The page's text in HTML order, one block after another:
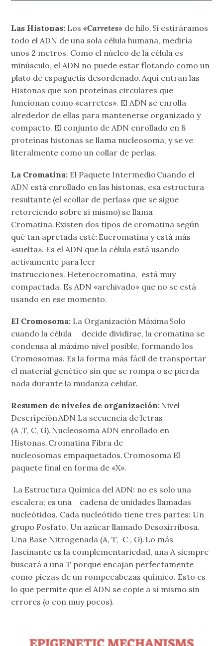
Las Histonas: Los«Carretes» de hilo. Si estiráramos
todo el ADN de una sola célula humana, mediría
unos 2 metros. Como el núcleo de la célula es
minúsculo, el ADN no puede estar flotando como un
plato de espaguetis desordenado. Aquí entran las
Histonas que son proteínas circulares que
funcionan como «carretes». El ADN se enrolla
alrededor de ellas para mantenerse organizado y
compacto. El conjunto de ADN enrollado en 8
proteínas histonas se llama nucleosoma, y se ve
literalmente como un collar de perlas.
La Cromatina: El Paquete Intermedio Cuando el
ADN está enrollado en las histonas, esa estructura
resultante (el «collar de perlas» que se sigue
retorciendo sobre sí mismo) se llama
Cromatina. Existen dos tipos de cromatina según
qué tan apretada esté: Eucromatina y está más
«suelta». Es el ADN que la célula está usando
activamente para leer
instrucciones. Heterocromatina, está muy
compactada. Es ADN «archivado» que no se está
usando en ese momento.
El Cromosoma: La Organización Máxima Solo
cuando la célula decide dividirse, la cromatina se
condensa al máximo nivel posible, formando los
Cromosomas. Es la forma más fácil de transportar
el material genético sin que se rompa o se pierda
nada durante la mudanza celular.
Resumen de niveles de organización: Nivel
Descripción ADN La secuencia de letras
(A ,T, C, G). Nucleosoma ADN enrollado en
Histonas. Cromatina Fibra de
nucleosomas empaquetados. Cromosoma El
paquete final en forma de «X».
La Estructura Química del ADN: no es solo una
escalera; es una cadena de unidades llamadas
nucleótidos. Cada nucleótido tiene tres partes: Un
grupo Fosfato. Un azúcar llamado Desoxirribosa.
Una Base Nitrogenada (A, T, C , G). Lo más
fascinante es la complementariedad, una A siempre
buscará a una T porque encajan perfectamente
como piezas de un rompecabezas químico. Esto es
lo que permite que el ADN se copie a sí mismo sin
errores (o con muy pocos).